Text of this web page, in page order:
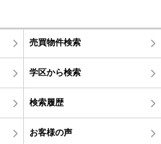
売買物件検索
学区から検索
検索履歴
お客様の声